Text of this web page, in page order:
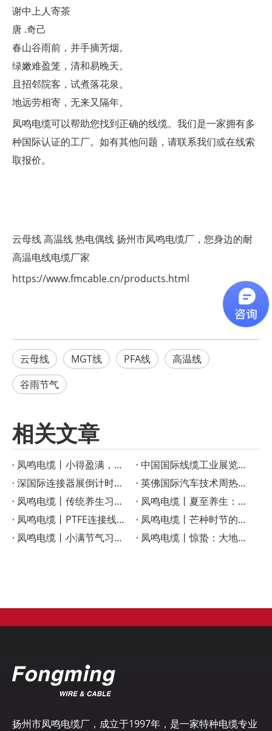
谢中上人寄茶
唐 .奇己
春山谷雨前，并手摘芳烟。
绿嫩难盈笼，清和易晚天。
且招邻院客，试煮落花泉。
地远劳相寄，无来又隔年。
凤鸣电缆可以帮助您找到正确的线缆。我们是一家拥有多
种国际认证的工厂。如有其他问题，请联系我们或在线索
取报价。
云母线高温线热电偶线扬州市凤鸣电缆厂，您身边的耐
高温电线电缆厂家
https://www.fmcable.cn/products.html
云母线 MGT线 PFA线
高温线
谷雨节气
相关文章
凤鸣电缆丨小得盈满，方是圆满
‌中国国际线缆工业展览会启幕在即！凤鸣电缆创新产品成果重磅宣布
深国际连接器展倒计时！凤鸣电缆特种线缆解决方案助力智慧工业
英佛国际汽车技术周热议——凤鸣电缆如何成为智能汽车的“隐形助手”？
凤鸣电缆丨传统养生习俗：小暑时节的美食与养生之道
凤鸣电缆丨夏至养生：顺应三候，享受健康生活
凤鸣电缆丨PTFE连接线在高温电子应用中的优势
凤鸣电缆丨芒种时节的传统习俗
凤鸣电缆丨小满节气习俗与农事智慧
凤鸣电缆丨惊蛰：大地回春，生机勃勃
扬州市凤鸣电缆厂，成立于1997年，是一家特种电缆专业